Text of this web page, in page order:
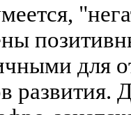
для
развития.